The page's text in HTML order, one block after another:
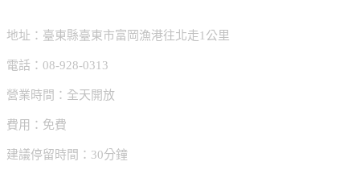
地址：臺東縣臺東市富岡漁港往北走1公里
電話：08-928-0313
營業時間：全天開放
費用：免費
建議停留時間：30分鐘